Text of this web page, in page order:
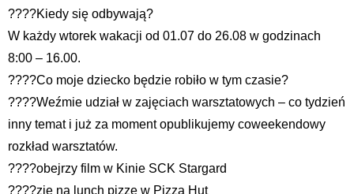
????Kiedy się odbywają?
W każdy wtorek wakacji od 01.07 do 26.08 w godzinach
8:00 – 16.00.
????Co moje dziecko będzie robiło w tym czasie?
????Weźmie udział w zajęciach warsztatowych – co tydzień
inny temat i już za moment opublikujemy coweekendowy
rozkład warsztatów.
????obejrzy film w Kinie SCK Stargard
????zje na lunch pizzę w Pizza Hut